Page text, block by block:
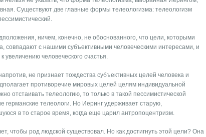
Существуют две главные формы телеологизма: телеологизм
ничем, конечно, не обоснованного, что цели, которыми
совпадают с нашими субъективными человеческими интересами, и
увеличению человеческого счастья.
не признает тождества субъективных целей человека и
противоречие мировых целей целям индивидуальной
отстаивать телеологию, то только в такой пессимистической
германские телеологи. Но Иеринг удерживает старую,
в то старое время, когда еще царил антропоцентризм.
чтобы род людской существовал. Но как достигнуть этой цели? Она